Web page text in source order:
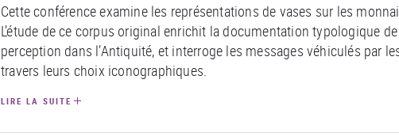
Cette conférence examine les représentations de vases sur les
L’étude de ce corpus original enrichit la documentation typologique
perception dans l’Antiquité, et interroge les messages véhiculés par
travers leurs choix iconographiques.
LIRE LA SUITE